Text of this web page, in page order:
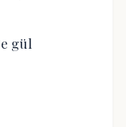
gül